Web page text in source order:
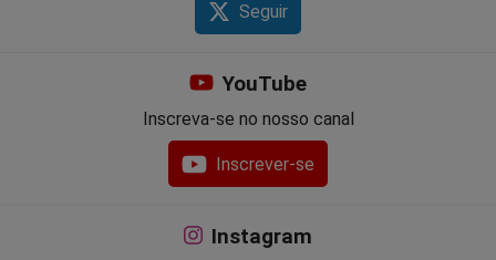
Seguir
YouTube
Inscreva-se no nosso canal
Inscrever-se
Instagram